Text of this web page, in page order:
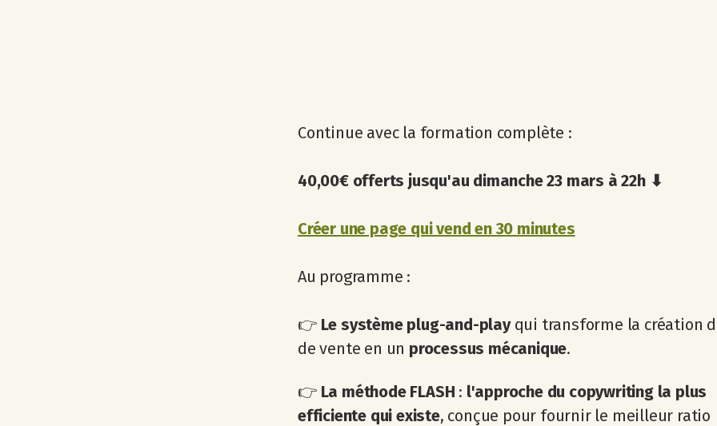
Continue avec la formation complète :
40,00€ offerts jusqu'au dimanche 23 mars à 22h ⬇
Créer une page qui vend en 30 minutes
Au programme :
👉 Le système plug-and-playqui transforme la création
de vente en un processus mécanique.
👉 La méthode FLASH : l'approche du copywriting la plus
efficiente qui existe, conçue pour fournir le meilleur ratio